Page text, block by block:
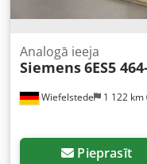
Wiefelstede 1 122 km
Analogā ieeja
Siemens6ES5
Pieprasīt